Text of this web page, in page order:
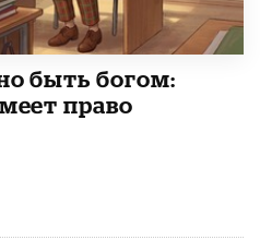
быть богом:
право